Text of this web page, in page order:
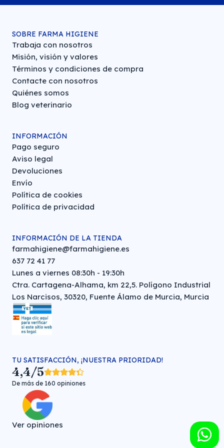
SOBRE FARMA HIGIENE
Trabaja con nosotros
Misión, visión y valores
Términos y condiciones de compra
Contacte con nosotros
Quiénes somos
Blog veterinario
INFORMACIÓN
Pago seguro
Aviso legal
Devoluciones
Envío
Política de cookies
Política de privacidad
INFORMACIÓN DE LA TIENDA
farmahigiene@farmahigiene.es
637 72 41 77
Lunes a viernes 08:30h - 19:30h
Ctra. Cartagena-Alhama, km 22,5. Polígono Industrial
Los Narcisos, 30320, Fuente Álamo de Murcia, Murcia
TU SATISFACCIÓN, ¡NUESTRA PRIORIDAD!
4,4/5
De más de 160 opiniones
Ver opiniones